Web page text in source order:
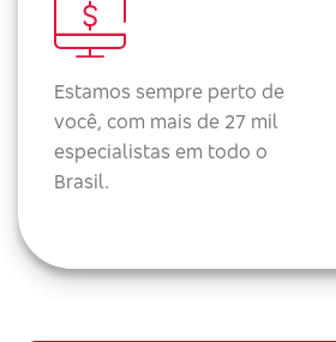
Estamos sempre perto de
você, com mais de 27 mil
especialistas em todo o
Brasil.